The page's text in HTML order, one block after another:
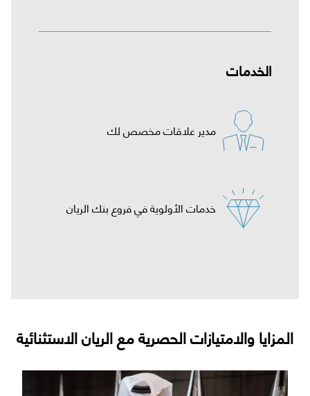
الخدمات
مدير علاقات مخصص لك
خدمات الأولوية في فروع بنك الريان
المزايا والامتيازات الحصرية مع الريان الاستثنائية